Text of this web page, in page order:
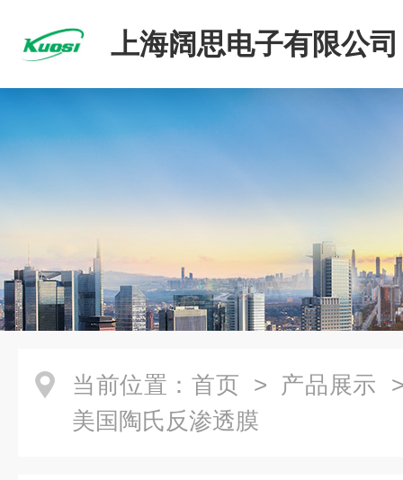
上海阔思电子有限公司
当前位置： 首页 > 产品展示
美国陶氏反渗透膜